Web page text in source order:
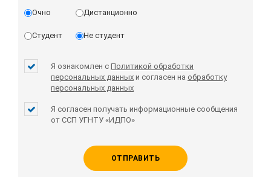
Очно Дистанционно
Студент Не студент
Я ознакомлен с Политикой обработки
персональных данных и согласен на обработку
персональных данных
Я согласен получать информационные сообщения
от ССП УГНТУ «ИДПО»
ОТПРАВИТЬ